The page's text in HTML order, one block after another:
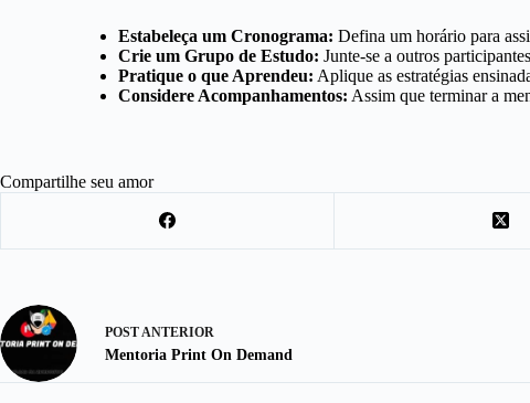
Estabeleça um Cronograma: Defina um horário para
Crie um Grupo de Estudo: Junte-se a outros
Pratique o que Aprendeu: Aplique as estratégias
Considere Acompanhamentos: Assim que terminar a
Compartilhe seu amor
POSTANTERIOR
Mentoria Print On Demand